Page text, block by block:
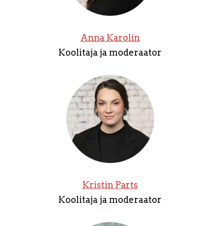
Anna Karolin
Koolitaja ja moderaator
Kristin Parts
Koolitaja ja moderaator